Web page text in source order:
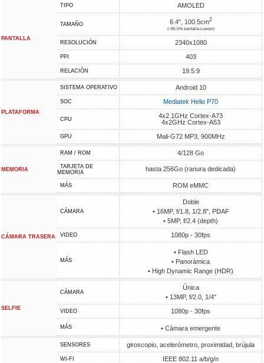
PANTALLA
TIPO AMOLED
TAMAÑO 6.4", 100.5cm2
(~85.5% pantalla-cuerpo)
RESOLUCIÓN 2340x1080
PPI 403
RELACIÓN 19.5:9
PLATAFORMA
SISTEMA OPERATIVO Android 10
SOC Mediatek Helio P70
CPU
4x2.1GHz Cortex-A73
4x2GHz Cortex-A53
GPU Mali-G72 MP3, 900MHz
MEMORIA
RAM / ROM 4/128 Go
TARJETA DE
MEMORIA
hasta 256Go (ranura dedicada)
MÁS ROM eMMC
CÁMARA TRASERA
CÁMARA
Doble
• 16MP, f/1.8, 1/2.8", PDAF
• 5MP, f/2.4 (depth)
VIDEO 1080p - 30fps
MÁS
• Flash LED
• Panorámica
• High Dynamic Range (HDR)
SELFIE
CÁMARA
Única
• 13MP, f/2.0, 1/4"
VIDEO 1080p - 30fps
MÁS • Cámara emergente
SENSORES giroscopio, acelerómetro, proximidad, brújula
WI-FI IEEE 802.11 a/b/g/n